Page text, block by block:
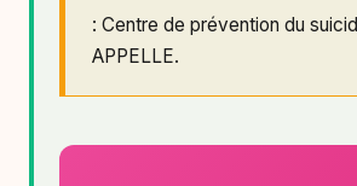
: Centre de prévention du
APPELLE.